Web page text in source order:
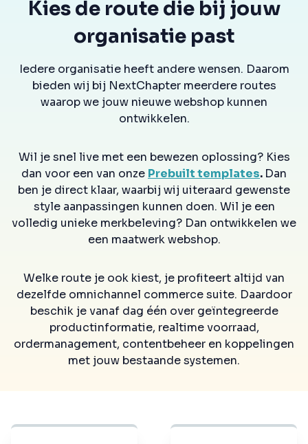
Kies de route die bij jouw
organisatie past
Iedere organisatie heeft andere wensen. Daarom
bieden wij bij NextChapter meerdere routes
waarop we jouw nieuwe webshop kunnen
ontwikkelen.
Wil je snel live met een bewezen oplossing? Kies
dan voor een van onze Prebuilt templates. Dan
ben je direct klaar, waarbij wij uiteraard gewenste
style aanpassingen kunnen doen. Wil je een
volledig unieke merkbeleving? Dan ontwikkelen we
een maatwerk webshop.
Welke route je ook kiest, je profiteert altijd van
dezelfde omnichannel commerce suite. Daardoor
beschik je vanaf dag één over geïntegreerde
productinformatie, realtime voorraad,
ordermanagement, contentbeheer en koppelingen
met jouw bestaande systemen.